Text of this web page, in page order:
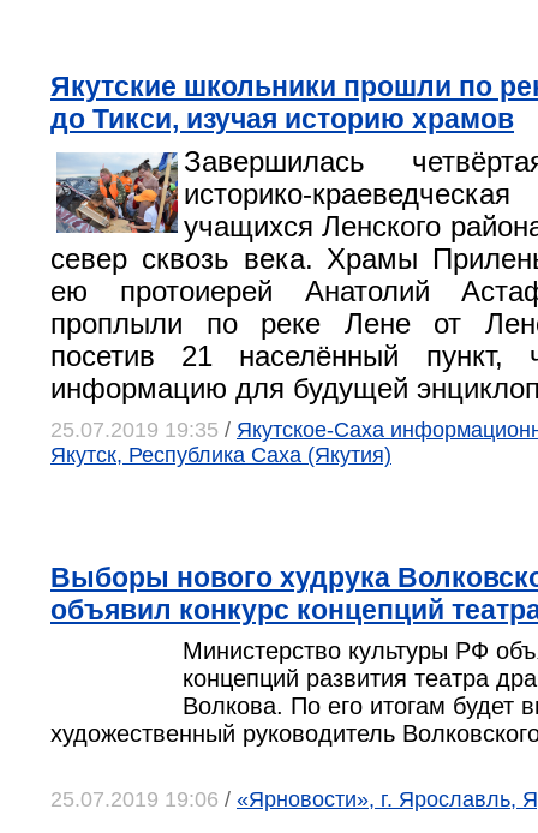
Якутские школьники прошли по
до Тикси, изучая историю храмов
Завершилась
историко-
учащихся Ленского
север сквозь века. Храмы
ею протоиерей Анатолий
проплыли по реке Лене от
посетив 21 населённый пункт,
информацию для будущей
25.07.2019 19:35 / Якутское-Саха
Якутск, Республика Саха (Якутия)
Выборы нового худрука
объявил конкурс концепций
Министерство культуры РФ
концепций развития театра
Волкова. По его итогам будет
художественный руководитель
25.07.2019 19:06 / «Ярновости», г. Ярославль,